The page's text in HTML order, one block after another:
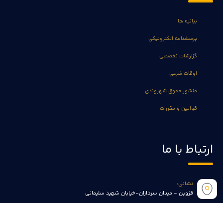
بیانیه ها
پرسشنامه الکترونیکی
گزارشات تخصصی
اوقات شرعی
منشور حقوق شهروندی
قوانین و مقررات
ارتباط با ما
نشانی:
قزوین - میدان سرداران-خیابان شهید سلیمانی